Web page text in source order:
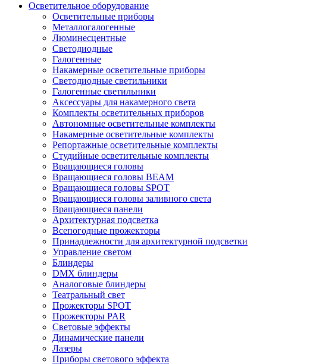
Осветительное оборудование
Осветительные приборы
Металлогалогенные
Люминесцентные
Светодиодные
Галогенные
Накамерные осветительные приборы
Светодиодные светильники
Галогенные светильники
Аксессуары для накамерного света
Комплекты осветительных приборов
Автономные осветительные комплекты
Накамерные осветительные комплекты
Репортажные осветительные комплекты
Студийные осветительные комплекты
Вращающиеся головы
Вращающиеся головы BEAM
Вращающиеся головы SPOT
Вращающиеся головы заливного света
Вращающиеся панели
Архитектурная подсветка
Всепогодные прожекторы
Принадлежности для архитектурной подсветки
Управление светом
Блиндеры
DMX блиндеры
Аналоговые блиндеры
Театральный свет
Прожекторы SPOT
Прожекторы PAR
Световые эффекты
Динамические панели
Лазеры
Приборы светового эффекта